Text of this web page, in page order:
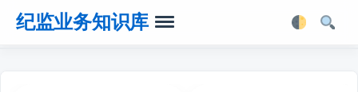
纪监业务知识库